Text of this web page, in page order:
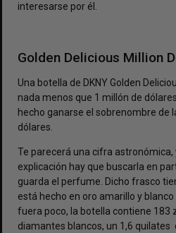
interesarse por él.
Golden Delicious Million
Una botella de DKNY Golden
nada menos que 1 millón de
hecho ganarse el sobrenombre de
dólares.
Te parecerá una cifra astronómica,
explicación hay que buscarla en
guarda el perfume. Dicho frasco
está hecho en oro amarillo y
fuera poco, la botella contiene 183
diamantes blancos, un 1,6 quilates